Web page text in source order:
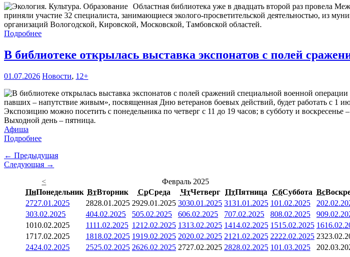
Областная библиотека уже в двадцать второй раз провела
приняли участие 32 специалиста, занимающиеся эколого-просветительской деятельностью, из
организаций Вологодской, Кировской, Московской, Тамбовской областей.
Подробнее
В библиотеке открылась выставка экспонатов с полей
01.07.2026 Новости, 12+
павших – напутствие живым», посвященная Дню ветеранов боевых действий, будет работать с 1
Экспозицию можно посетить с понедельника по четверг с 11 до 19 часов; в субботу и воскресенье
Выходной день – пятница.
Афиша
Подробнее
← Предыдущая
Следующая →
<
Февраль 2025
ПнПонедельник ВтВторник СрСреда ЧтЧетверг ПтПятница СбСуббота Вс
2727.01.2025 2828.01.2025 2929.01.2025 3030.01.2025 3131.01.2025 101.02.2025 2
303.02.2025 404.02.2025 505.02.2025 606.02.2025 707.02.2025 808.02.2025 9
1010.02.2025 1111.02.2025 1212.02.2025 1313.02.2025 1414.02.2025 1515.02.2025 16
1717.02.2025 1818.02.2025 1919.02.2025 2020.02.2025 21 21.02.2025 2222.02.2025 23
2424.02.2025 2525.02.2025 2626.02.2025 2727.02.2025 2828.02.2025 101.03.2025 2